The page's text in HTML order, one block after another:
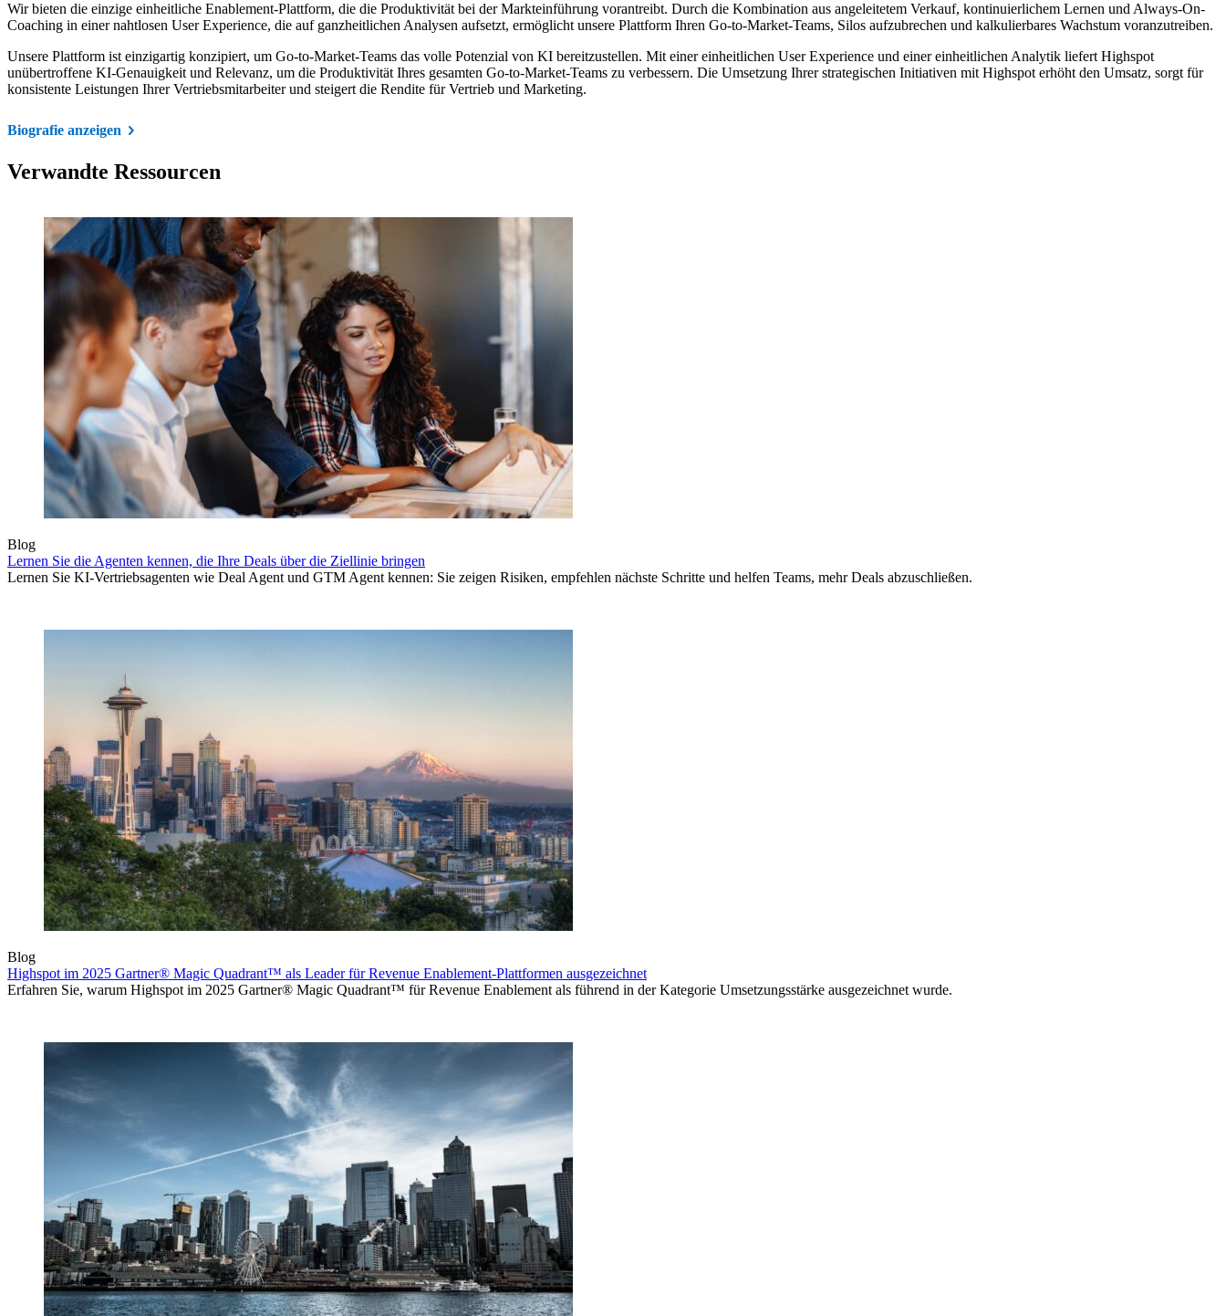
Wir bieten die einzige einheitliche Enablement-Plattform, die die Produktivität bei der Markteinführung vorantreibt. Durch die Kombination aus angeleitetem Verkauf, kontinuierlichem Lernen und Always-On-
Coaching in einer nahtlosen User Experience, die auf ganzheitlichen Analysen aufsetzt, ermöglicht unsere Plattform Ihren Go-to-Market-Teams, Silos aufzubrechen und kalkulierbares Wachstum voranzutreiben.
Unsere Plattform ist einzigartig konzipiert, um Go-to-Market-Teams das volle Potenzial von KI bereitzustellen. Mit einer einheitlichen User Experience und einer einheitlichen Analytik liefert Highspot
unübertroffene KI-Genauigkeit und Relevanz, um die Produktivität Ihres gesamten Go-to-Market-Teams zu verbessern. Die Umsetzung Ihrer strategischen Initiativen mit Highspot erhöht den Umsatz, sorgt für
konsistente Leistungen Ihrer Vertriebsmitarbeiter und steigert die Rendite für Vertrieb und Marketing.
Biografie anzeigen
Verwandte Ressourcen
Blog
Lernen Sie die Agenten kennen, die Ihre Deals über die Ziellinie bringen
Lernen Sie KI-Vertriebsagenten wie Deal Agent und GTM Agent kennen: Sie zeigen Risiken, empfehlen nächste Schritte und helfen Teams, mehr Deals abzuschließen.
Blog
Highspot im 2025 Gartner® Magic Quadrant™ als Leader für Revenue Enablement-Plattformen ausgezeichnet
Erfahren Sie, warum Highspot im 2025 Gartner® Magic Quadrant™ für Revenue Enablement als führend in der Kategorie Umsetzungsstärke ausgezeichnet wurde.